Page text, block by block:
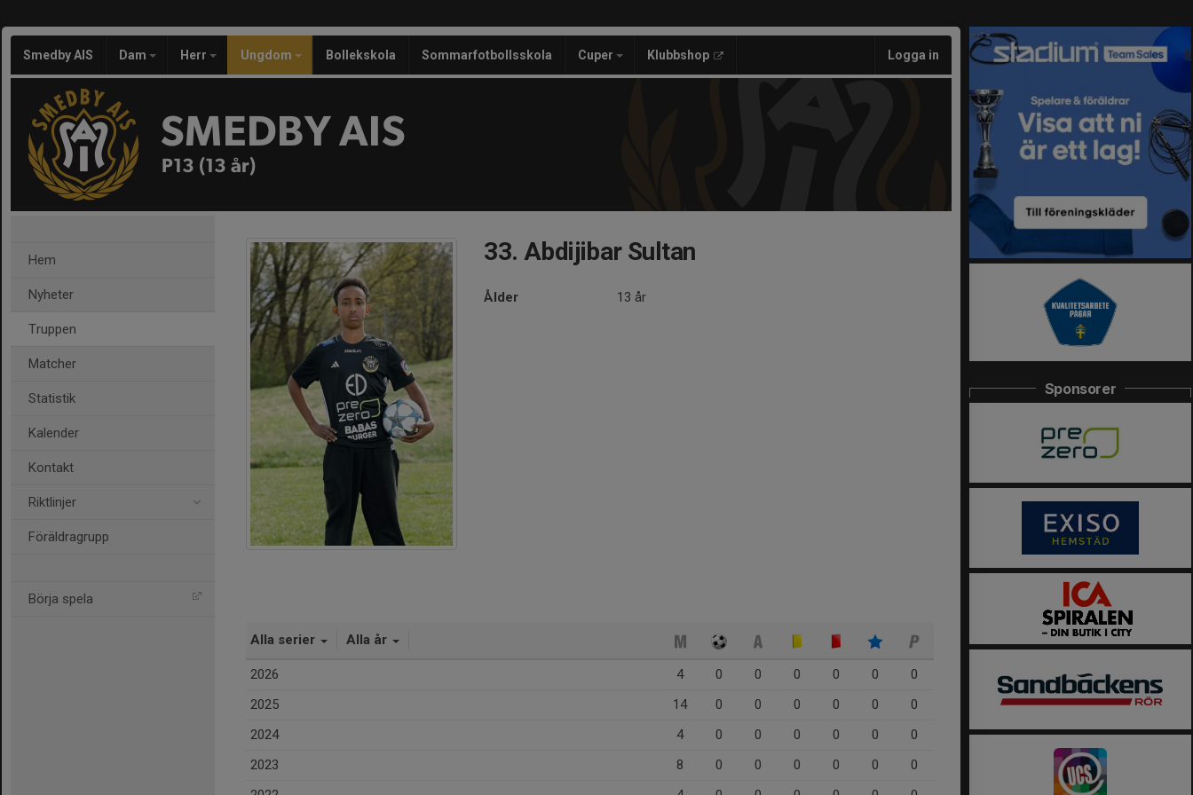
Smedby AIS Dam Herr Ungdom Bollekskola Sommarfotbollsskola Cuper Klubbshop Logga in
SMEDBY AIS
P13 (13 år)
Hem
Nyheter
Truppen
Matcher
Statistik
Kalender
Kontakt
Riktlinjer
Föräldragrupp
Börja spela
33. Abdijibar Sultan
Ålder 13 år
Alla serier Alla år
2026 4 0 0 0 0 0
0
2025
14 0 0 0 0 0
0
2024
4 0 0 0 0 0
0
2023
8 0 0 0 0 0
0
Sponsorer